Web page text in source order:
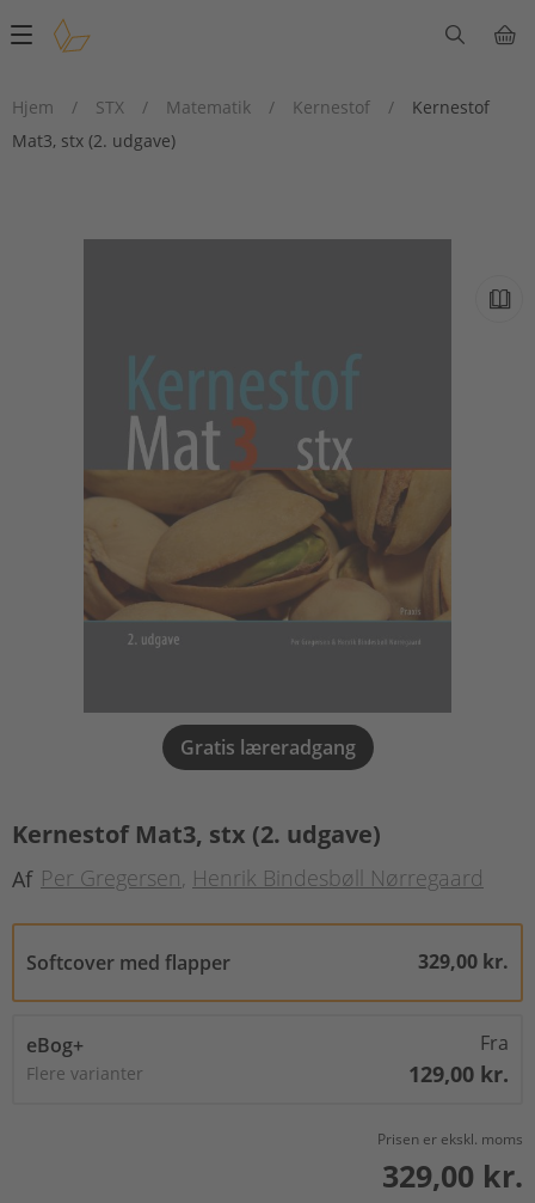
Main
Hjem
/ STX / Matematik / Kernestof /
Kernestof
Mat3, stx (2. udgave)
Gratis læreradgang
Kernestof Mat3, stx (2. udgave)
Af Per Gregersen Henrik Bindesbøll Nørregaard
Softcover med flapper 329,00 kr.
eBog+
Flere varianter
Fra
129,00 kr.
Prisen er ekskl. moms
329,00 kr.